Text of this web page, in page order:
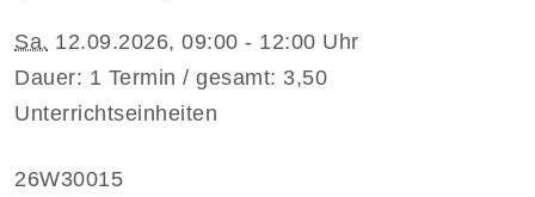
Sa. 12.09.2026, 09:00 - 12:00 Uhr
Dauer: 1 Termin / gesamt: 3,50
Unterrichtseinheiten
26W30015